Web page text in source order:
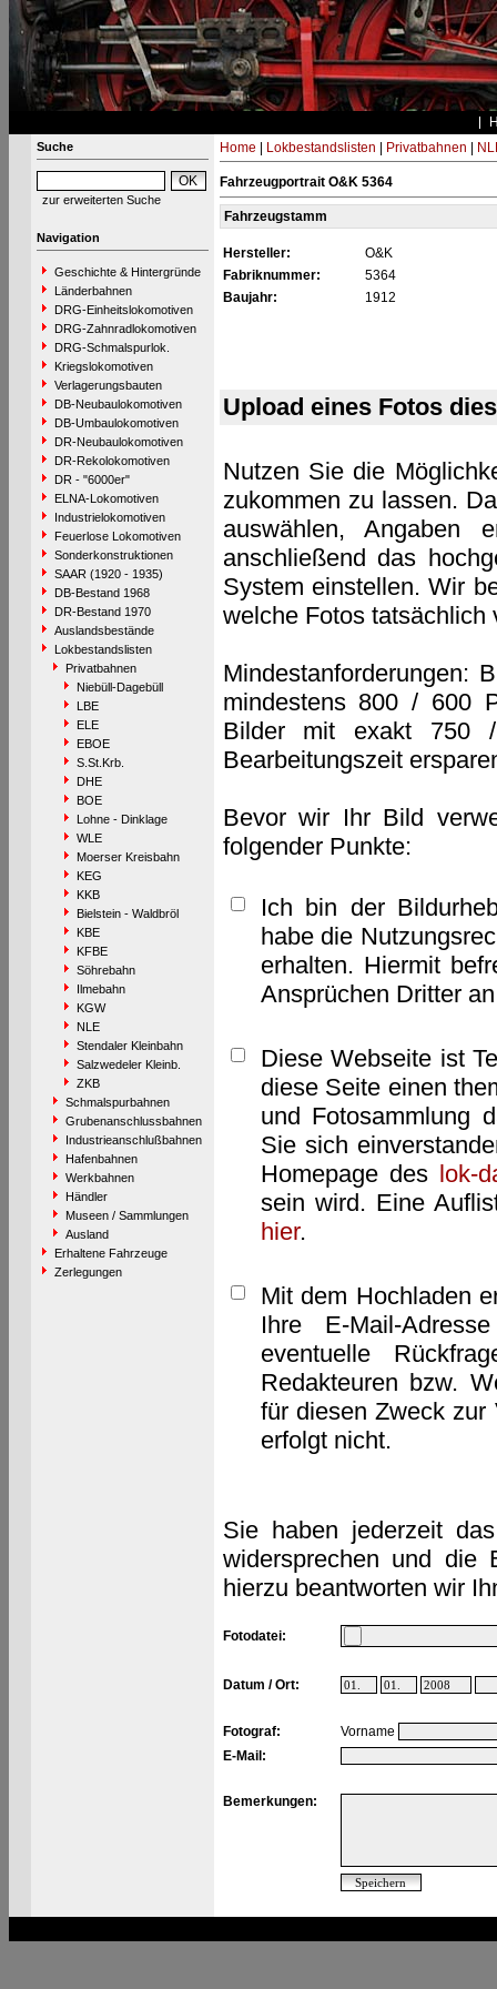
Suche
zur erweiterten Suche
Navigation
Geschichte & Hintergründe
Länderbahnen
DRG-Einheitslokomotiven
DRG-Zahnradlokomotiven
DRG-Schmalspurlok.
Kriegslokomotiven
Verlagerungsbauten
DB-Neubaulokomotiven
DB-Umbaulokomotiven
DR-Neubaulokomotiven
DR-Rekolokomotiven
DR - "6000er"
ELNA-Lokomotiven
Industrielokomotiven
Feuerlose Lokomotiven
Sonderkonstruktionen
SAAR (1920 - 1935)
DB-Bestand 1968
DR-Bestand 1970
Auslandsbestände
Lokbestandslisten
Privatbahnen
Niebüll-Dagebüll
LBE
ELE
EBOE
S.St.Krb.
DHE
BOE
Lohne - Dinklage
WLE
Moerser Kreisbahn
KEG
KKB
Bielstein - Waldbröl
KBE
KFBE
Söhrebahn
Ilmebahn
KGW
NLE
Stendaler Kleinbahn
Salzwedeler Kleinb.
ZKB
Schmalspurbahnen
Grubenanschlussbahnen
Industrieanschlußbahnen
Hafenbahnen
Werkbahnen
Händler
Museen / Sammlungen
Ausland
Erhaltene Fahrzeuge
Zerlegungen
Home Lokbestandslisten Privatbahnen
Fahrzeugportrait O&K 5364
Fahrzeugstamm
Hersteller:
O&K
Fabriknummer:
5364
Baujahr:
1912
Upload eines Fotos
Nutzen Sie die
zukommen zu lassen.
auswählen, Angaben
anschließend das
System einstellen. Wir
welche Fotos tatsächlich
Mindestanforderungen:
mindestens 800 / 600
Bilder mit exakt 750
Bearbeitungszeit
Bevor wir Ihr Bild
folgender Punkte:
Ich bin der
habe die
erhalten. Hiermit
Ansprüchen Dritter
Diese Webseite ist
diese Seite einen
und Fotosammlung
Sie sich
Homepage des lok-
sein wird. Eine
hier.
Mit dem Hochladen
Ihre E-Mail-
eventuelle
Redakteuren bzw.
für diesen Zweck zur
erfolgt nicht.
Sie haben jederzeit
widersprechen und die
hierzu beantworten wir
Fotodatei:
Datum / Ort:
Fotograf:
Vorname
E-Mail:
Bemerkungen: